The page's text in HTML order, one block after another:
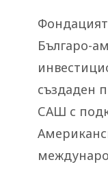
Българо-
създаден
САШ с